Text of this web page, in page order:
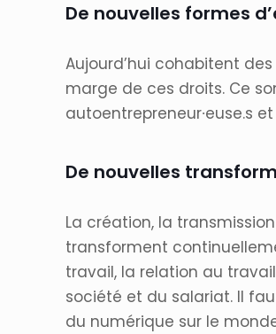
De nouvelles formes
Aujourd’hui cohabitent
marge de ces droits. Ce
autoentrepreneur∙euse.s
De nouvelles
La création, la
transforment
travail, la relation au
société et du salariat. Il
du numérique sur le